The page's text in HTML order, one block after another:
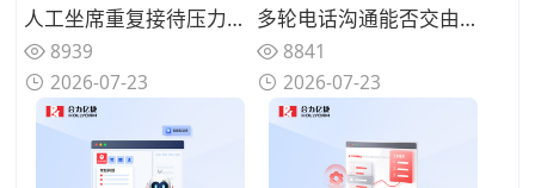
人工坐席重复接待压力如何缓解？AI语音机器人如何构建人机协同体系？
8939
2026-07-23
多轮电话沟通能否交由系统完成？优质AI语音机器人具备哪些特征？
8841
2026-07-23